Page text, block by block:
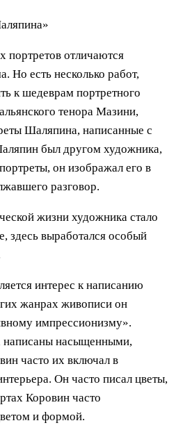
портретов отличаются
Но есть несколько работ,
к шедеврам портретного
тенора Мазини,
Шаляпина, написанные с
был другом художника,
он изображал его в
разговор.
жизни художника стало
здесь выработался особый
интерес к написанию
жанрах живописи он
импрессионизму».
написаны насыщенными,
часто их включал в
Он часто писал цветы,
Коровин часто
и формой.